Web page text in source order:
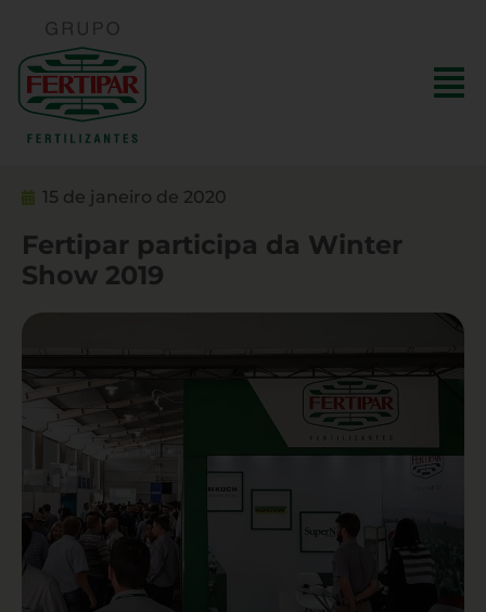
15 de janeiro de 2020
Fertipar participa da Winter
Show 2019